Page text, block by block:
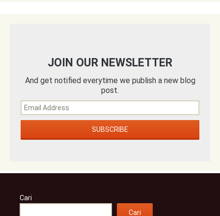
JOIN OUR NEWSLETTER
And get notified everytime we publish a new blog
post.
Cari
Cari